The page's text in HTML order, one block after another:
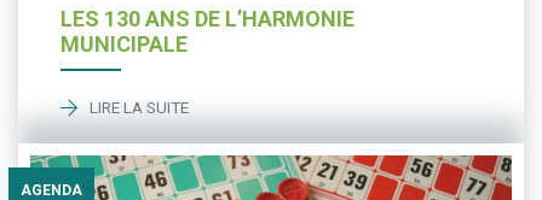
LES 130 ANS DE L’HARMONIE
MUNICIPALE
LIRE LA SUITE
AGENDA